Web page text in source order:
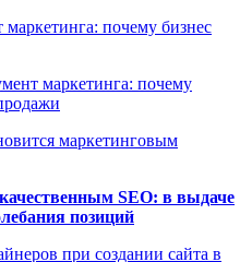
почему бизнес
маркетинга: почему
маркетинговым
SEO: в выдаче
позиций
при создании сайта в